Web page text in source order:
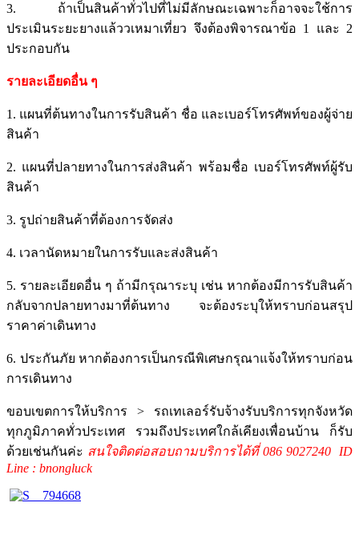
3. ถ้าเป็นสินค้าทั่วไปที่ไม่มีลักษณะเฉพาะก็อาจจะใช้การ
ประเมินระยะยางแล้ววเหมาเที่ยว จึงต้องพิจารณาข้อ 1 และ 2
ประกอบกัน
รายละเอียดอื่น ๆ
1. แผนที่ต้นทางในการรับสินค้า ชื่อ และเบอร์โทรศัพท์ของผู้จ่าย
สินค้า
2. แผนที่ปลายทางในการส่งสินค้า พร้อมชื่อ เบอร์โทรศัพท์ผู้รับ
สินค้า
3. รูปถ่ายสินค้าที่ต้องการจัดส่ง
4. เวลานัดหมายในการรับและส่งสินค้า
5. รายละเอียดอื่น ๆ ถ้ามีกรุณาระบุ เช่น หากต้องมีการรับสินค้า
กลับจากปลายทางมาที่ต้นทาง จะต้องระบุให้ทราบก่อนสรุป
ราคาค่าเดินทาง
6. ประกันภัย หากต้องการเป็นกรณีพิเศษกรุณาแจ้งให้ทราบก่อน
การเดินทาง
ขอบเขตการให้บริการ > รถเทเลอร์รับจ้างรับบริการทุกจังหวัด
ทุกภูมิภาคทั่วประเทศ รวมถึงประเทศใกล้เคียงเพื่อนบ้าน ก็รับ
ด้วยเช่นกันค่ะ สนใจติดต่อสอบถามบริการได้ที่ 086 9027240 ID
Line : bnongluck